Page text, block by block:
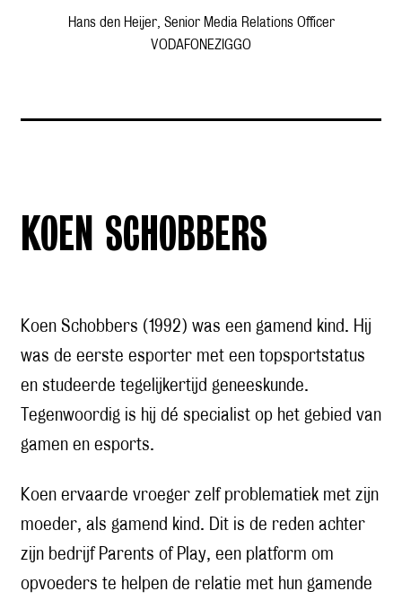
Hans den Heijer, Senior Media Relations Officer
VODAFONEZIGGO
KOEN SCHOBBERS
Koen Schobbers (1992) was een gamend kind. Hij
was de eerste esporter met een topsportstatus
en studeerde tegelijkertijd geneeskunde.
Tegenwoordig is hij dé specialist op het gebied van
gamen en esports.
Koen ervaarde vroeger zelf problematiek met zijn
moeder, als gamend kind. Dit is de reden achter
zijn bedrijf Parents of Play, een platform om
opvoeders te helpen de relatie met hun gamende